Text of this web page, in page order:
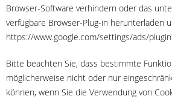
Browser-Software verhindern oder das
verfügbare Browser-Plug-in herunterladen
https://www.google.com/settings/ads/
Bitte beachten Sie, dass bestimmte
möglicherweise nicht oder nur
können, wenn Sie die Verwendung von